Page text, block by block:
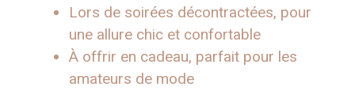
Lors de soirées décontractées, pour
une allure chic et confortable
À offrir en cadeau, parfait pour les
amateurs de mode